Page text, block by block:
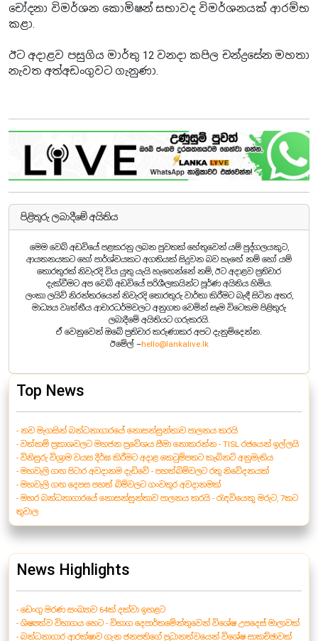
චෝදනා විමර්ශන කොමිෂන් සභාවද විමර්ශනයක් ආරම්භ
කළා.
ඊට අදාළව පසුගිය මාර්තු 12 වනදා කපිල චන්ද්‍රසේන මහතා
නැවත අත්අඩංගුවට ගැනුණා.
පිළිතුරු ලබාදීමේ අයිතිය
මෙම වෙබ් අඩවියේ පළකරනු ලබන පුවතක් හේතුවෙන් යම් පුද්ගලයකුට,
ආයතනයකට හෝ පාර්ශ්වයකට අගතියක් සිදුවන බව හැඟේ නම් හෝ යම්
තොරතුරක් නිවැරදි විය යුතු යැයි හැඟෙන්නේ නම්, ඊට අදාළව ප්‍රතිචාර
දැක්වීමට අප වෙබ් අඩවියේ පරිශීලකයින්ට පූර්ණ අයිතිය හිමිය.
ලංකා ලයිව් නිරන්තරයෙන් නිවැරදි තොරතුරු වාර්තා කිරීමට බැඳී සිටින අතර,
මාධ්‍යය වෘත්තීය ආචාරධර්මවලට අනුගත වෙමින් සෑම විටෙකම පිළිතුරු
ලබාදීමේ අයිතියට ගරුකරයි.
ඒ වෙනුවෙන් ඔබේ ප්‍රතිචාර කරුණාකර අපට දැනුම්දෙන්න.
ඊමේල් –hello@lankalive.lk
Top News
- නව මැගසින් බන්ධනාගාරයේ නොසන්සුන්තාව පාලනය කරයි
- වත්කම් ප්‍රකාශවලට මහජන ප්‍රවේශය සීමා නොකරන්න - TISL රජයෙන් ඉල්ලයි
- විනිසුරු විශ්‍රාම වයස දීර්ඝ කිරීමට අදාළ කෙටුම්පතට කැබිනට් අනුමැතිය
- මහවැලි ගඟ පිටාර අවදානම දැඩිවේ - පහත්බිම්වලට රතු නිවේදනයක්
- මහවැලි ගඟ දෙපස පහත් බිම්වලට ගංවතුර අවදානමක්
- මහර බන්ධනාගාරයේ නොසන්සුන්තාව පාලනය කරයි - රැඳවියෙකු මරුට, 7කට
තුවාල
News Highlights
- ඩෙංගු මරණ සංඛ්‍යාව 64ක් දක්වා ඉහළට
- ශිෂ්‍යත්ව විභාගය හෙට - විභාග දෙපාර්තමේන්තුවෙන් විශේෂ උපදෙස් මාලාවක්
- බන්ධනාගාර ආරක්ෂාව ගැන ජනපතිගේ ප්‍රධානත්වයෙන් විශේෂ සාකච්ඡාවක්